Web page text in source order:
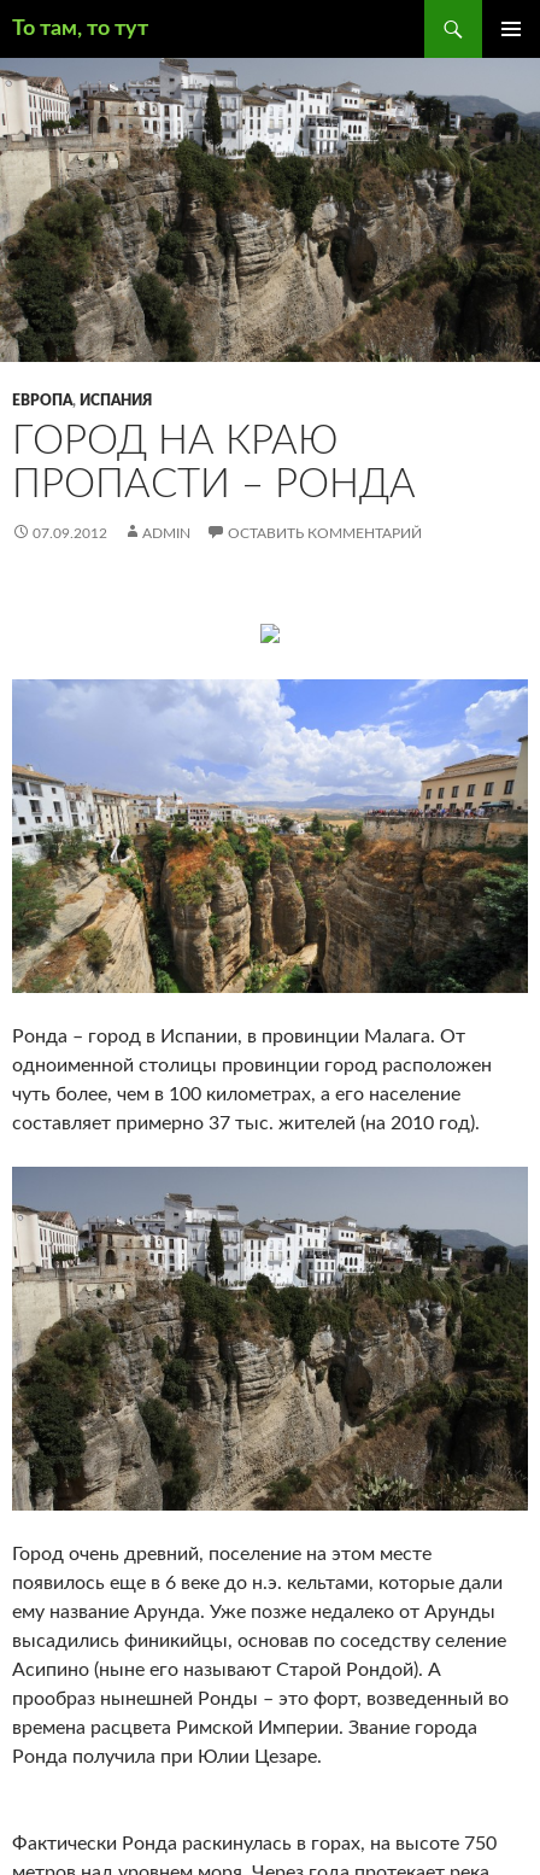
То там, то тут
К
СОДЕРЖИМОМУ
ЕВРОПА, ИСПАНИЯ
ГОРОД НА КРАЮ
ПРОПАСТИ – РОНДА
07.09.2012 ADMIN ОСТАВИТЬ КОММЕНТАРИЙ
Ронда – город в Испании, в провинции Малага. От
одноименной столицы провинции город расположен
чуть более, чем в 100 километрах, а его население
составляет примерно 37 тыс. жителей (на 2010 год).
Город очень древний, поселение на этом месте
появилось еще в 6 веке до н.э. кельтами, которые дали
ему название Арунда. Уже позже недалеко от Арунды
высадились финикийцы, основав по соседству селение
Асипино (ныне его называют Старой Рондой). А
прообраз нынешней Ронды – это форт, возведенный во
времена расцвета Римской Империи. Звание города
Ронда получила при Юлии Цезаре.
Фактически Ронда раскинулась в горах, на высоте 750